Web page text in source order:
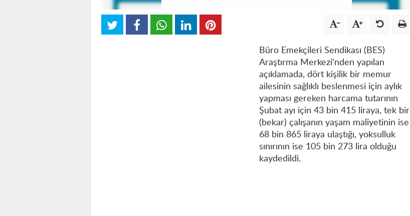
Büro Emekçileri Sendikası (BES)
Araştırma Merkezi'nden yapılan
açıklamada, dört kişilik bir memur
ailesinin sağlıklı beslenmesi için aylık
yapması gereken harcama tutarının
Şubat ayı için 43 bin 415 liraya, tek bir
(bekar) çalışanın yaşam maliyetinin ise
68 bin 865 liraya ulaştığı, yoksulluk
sınırının ise 105 bin 273 lira olduğu
kaydedildi.